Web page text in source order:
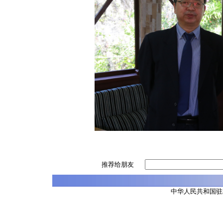
推荐给朋友
中华人民共和国